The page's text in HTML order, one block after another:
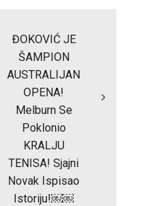
ĐOKOVIĆ JE
ŠAMPION
AUSTRALIJAN
OPENA!
Melburn Se
Poklonio
KRALJU
TENISA! Sjajni
Novak Ispisao
Istoriju!￼￼